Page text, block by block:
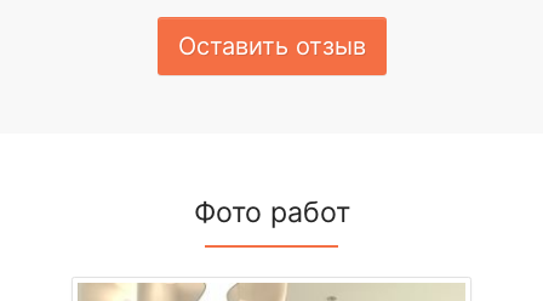
Оставить отзыв
Фото работ